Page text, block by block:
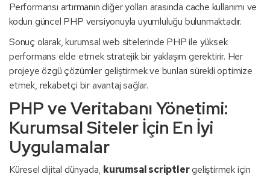
Performansı artırmanın diğer yolları arasında cache kullanımı ve
kodun güncel PHP versiyonuyla uyumluluğu bulunmaktadır.
Sonuç olarak, kurumsal web sitelerinde PHP ile yüksek
performans elde etmek stratejik bir yaklaşım gerektirir. Her
projeye özgü çözümler geliştirmek ve bunları sürekli optimize
etmek, rekabetçi bir avantaj sağlar.
PHP ve Veritabanı Yönetimi:
Kurumsal Siteler İçin En İyi
Uygulamalar
Küresel dijital dünyada, kurumsal scriptlergeliştirmek için